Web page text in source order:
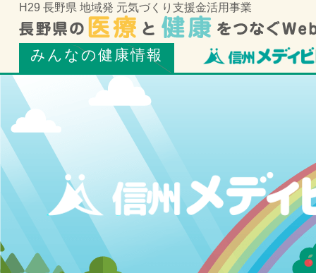
H29 長野県 地域発 元気づくり支援金活用事業
みんなの健康情報